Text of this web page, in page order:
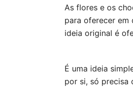
As flores e os
para oferecer em
ideia original é
É uma ideia
por si, só precisa